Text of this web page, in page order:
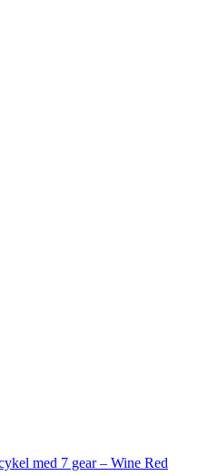
med 7 gear – Wine Red